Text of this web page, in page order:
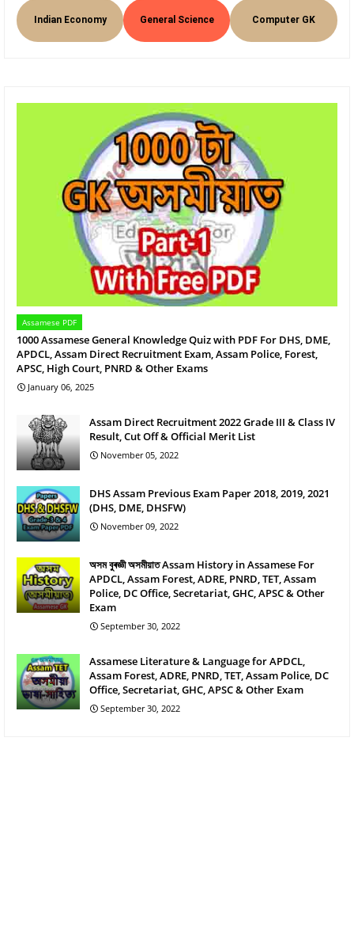
Indian Economy General Science Computer GK
Assamese PDF
1000 Assamese General Knowledge Quiz with PDF For DHS, DME,
APDCL, Assam Direct Recruitment Exam, Assam Police, Forest,
APSC, High Court, PNRD & Other Exams
January 06, 2025
Assam Direct Recruitment 2022 Grade III & Class IV
Result, Cut Off & Official Merit List
November 05, 2022
DHS Assam Previous Exam Paper 2018, 2019, 2021
(DHS, DME, DHSFW)
November 09, 2022
অসম বুৰজ্ঞী অসমীয়াত Assam History in Assamese For
APDCL, Assam Forest, ADRE, PNRD, TET, Assam
Police, DC Office, Secretariat, GHC, APSC & Other
Exam
September 30, 2022
Assamese Literature & Language for APDCL,
Assam Forest, ADRE, PNRD, TET, Assam Police, DC
Office, Secretariat, GHC, APSC & Other Exam
September 30, 2022